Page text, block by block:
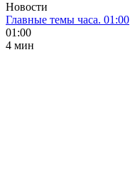
Новости
Главные темы часа. 01:00
01:00
4 мин